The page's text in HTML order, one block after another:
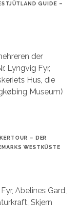
GUIDE –
der
Lyngvig Fyr,
Hus, die
Museum)
– DER
WESTKÜSTE
Abelines Gard,
Skjern